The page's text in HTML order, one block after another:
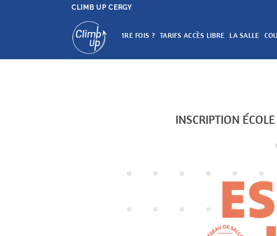
CLIMB UP CERGY
1RE FOIS ? TARIFS ACCÈS LIBRE LA SALLE
INSCRIPTION